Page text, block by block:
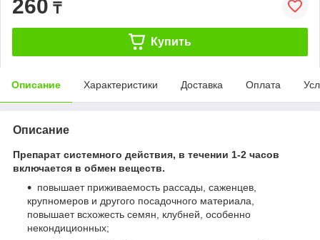
260 ₸
Купить
Описание Характеристики Доставка Оплата
Описание
Препарат системного действия, в течении 1-2 часов
включается в обмен веществ.
повышает приживаемость рассады, саженцев,
крупномеров и другого посадочного материала,
повышает всхожесть семян, клубней, особенно
некондиционных;